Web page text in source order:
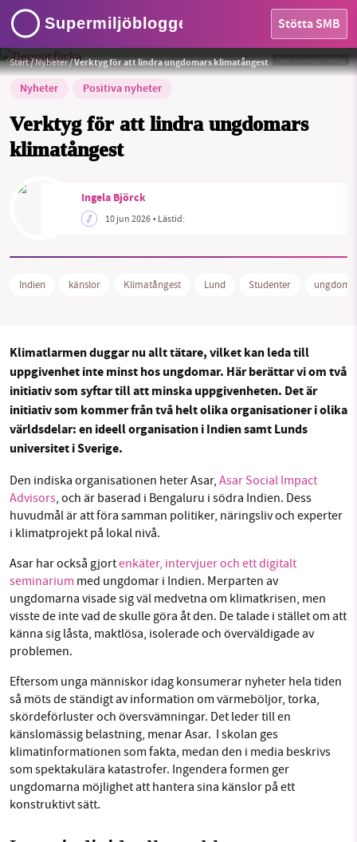
Supermiljöbloggen Stötta SMB
OMRÅDEN
OM OSS
Sök Sparade inlägg Tipsa oss
Facebook Instagram BlueSky
Threads
Start/Nyheter/Verktyg för att lindra ungdomars klimatångest
Nyheter Positiva nyheter
Verktyg för att lindra ungdomars
klimatångest
Foto:Foundry/Pixabay
Ingela Björck
10 jun 2026• Lästid:
Indien känslor Klimatångest Lund Studenter
Klimatlarmen duggar nu allt tätare, vilket kan leda till
uppgivenhet inte minst hos ungdomar. Här berättar vi om två
initiativ som syftar till att minska uppgivenheten. Det är
initiativ som kommer från två helt olika organisationer i olika
världsdelar: en ideell organisation i Indien samt Lunds
universitet i Sverige.
Den indiska organisationen heter Asar, Asar Social Impact
Advisors, och är baserad i Bengaluru i södra Indien. Dess
huvudmål är att föra samman politiker, näringsliv och experter
i klimatprojekt på lokal nivå.
Asar har också gjortenkäter, intervjuer och ett digitalt
seminarium med ungdomar i Indien. Merparten av
ungdomarna visade sig väl medvetna om klimatkrisen, men
visste de inte vad de skulle göra åt den. De talade i stället om att
känna sig låsta, maktlösa, isolerade och överväldigade av
problemen.
Eftersom unga människor idag konsumerar nyheter hela tiden
så möts de ständigt av information om värmeböljor, torka,
skördeförluster och översvämningar. Det leder till en
känslomässig belastning, menar Asar. I skolan ges
klimatinformationen som fakta, medan den i media beskrivs
som spektakulära katastrofer. Ingendera formen ger
ungdomarna möjlighet att hantera sina känslor på ett
konstruktivt sätt.
SMB kämpar för en hållbar framtid. Sedan
starten 2010 har vår ideella redaktion drivit
nyhetsbevakning och granskningar. Nu vill vi
utveckla vårt arbete – och vi hoppas att du
vill hjälpa oss.
Stötta vårt arbete genom att swisha en slant till
1231368703
Läs vad vi vill göra